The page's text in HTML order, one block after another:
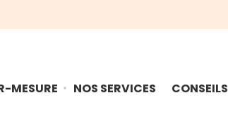
MESURE NOS SERVICES CONSEILS